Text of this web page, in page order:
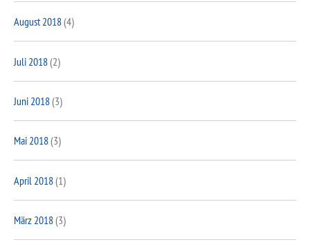
August 2018(4)
Juli 2018(2)
Juni 2018(3)
Mai 2018(3)
April 2018(1)
März 2018(3)